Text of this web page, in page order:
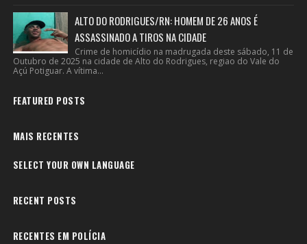
ALTO DO RODRIGUES/RN: HOMEM DE 26 ANOS É
ASSASSINADO A TIROS NA CIDADE
Crime de homicídio na madrugada deste sábado, 11 de
Outubro de 2025 na cidade de Alto do Rodrigues, regiao do Vale do
Açú Potiguar. A vítima...
FEATURED POSTS
MAIS RECENTES
SELECT YOUR OWN LANGUAGE
RECENT POSTS
RECENTES EM POLÍCIA